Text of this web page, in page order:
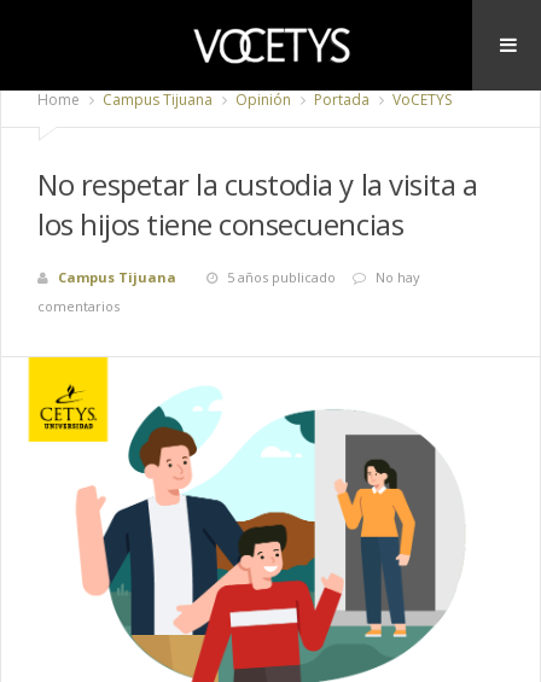
Home Campus Tijuana Opinión Portada VoCETYS
No respetar la custodia y la visita a
los hijos tiene consecuencias
Campus Tijuana 5 años publicado
No hay
comentarios